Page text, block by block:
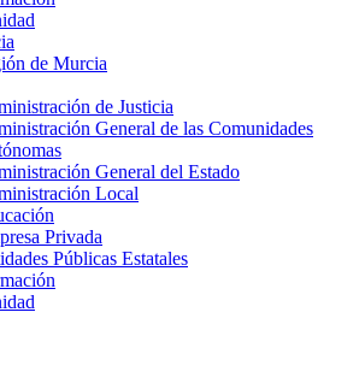
de Murcia
de Justicia
General de las Comunidades
General del Estado
Local
Privada
Públicas Estatales